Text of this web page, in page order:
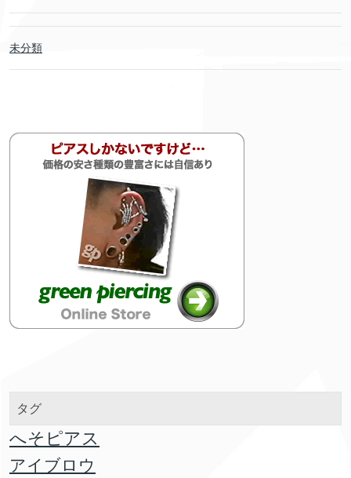
未分類
タグ
へそピアス
アイブロウ